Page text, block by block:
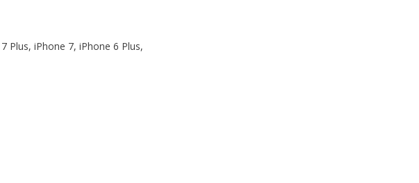
Plus, iPhone 7, iPhone 6 Plus,